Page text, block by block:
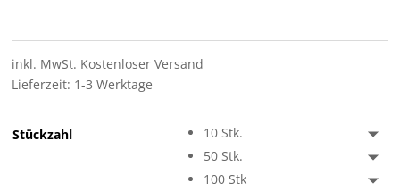
inkl. MwSt. Kostenloser Versand
Lieferzeit: 1-3 Werktage
Stückzahl
10 Stk.
50 Stk.
100 Stk